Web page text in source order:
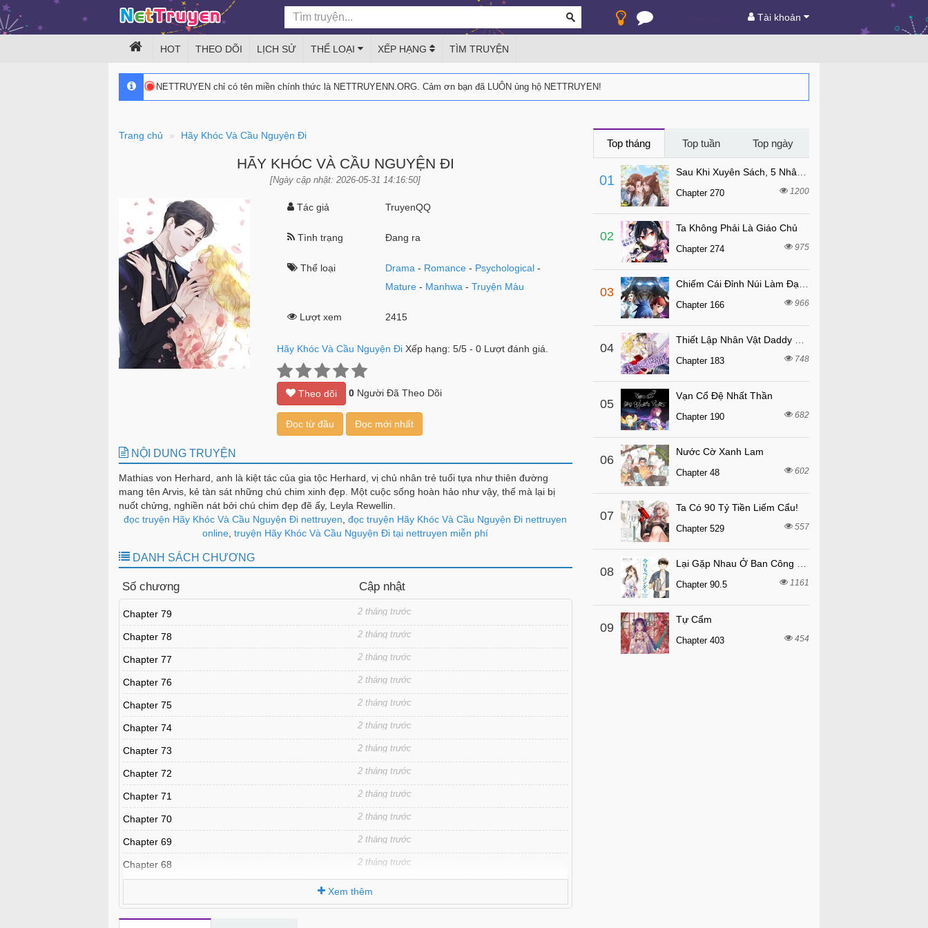
Tài khoản
HOT THEO DÕI LỊCH SỬ THỂ LOẠI XẾP HẠNG TÌM TRUYỆN
NETTRUYEN chỉ có tên miền chính thức là NETTRUYENN.ORG. Cảm ơn bạn đã LUÔN ủng hộ NETTRUYEN!
Trang chủ Hãy Khóc Và Cầu Nguyện Đi
HÃY KHÓC VÀ CẦU NGUYỆN ĐI
[Ngày cập nhật: 2026-05-31 14:16:50]
Tác giả TruyenQQ
Tình trạng Đang ra
Thể loại Drama - Romance - Psychological -
Mature - Manhwa -Truyện Màu
Lượt xem 2415
Hãy Khóc Và Cầu Nguyện Đi Xếp hạng: 5/5- 0Lượt đánh giá.
Theo dõi 0Người Đã Theo Dõi
Đọc từ đầu Đọc mới nhất
NỘI DUNG TRUYỆN
Mathias von Herhard, anh là kiệt tác của gia tộc Herhard, vị chủ nhân trẻ tuổi tựa như thiên đường
mang tên Arvis, kẻ tàn sát những chú chim xinh đẹp. Một cuộc sống hoàn hảo như vậy, thế mà lại bị
nuốt chửng, nghiền nát bởi chú chim đẹp đẽ ấy, Leyla Rewellin.
đọc truyện Hãy Khóc Và Cầu Nguyện Đi nettruyen đọc truyện Hãy Khóc Và Cầu Nguyện Đi nettruyen
online truyện Hãy Khóc Và Cầu Nguyện Đi tại nettruyen miễn phí
DANH SÁCH CHƯƠNG
Số chương Cập nhật
Chapter 79 2 tháng trước
Chapter 78 2 tháng trước
Chapter 77 2 tháng trước
Chapter 76 2 tháng trước
Chapter 75 2 tháng trước
Chapter 74 2 tháng trước
Chapter 73 2 tháng trước
Chapter 72 2 tháng trước
Chapter 71 2 tháng trước
Chapter 70 2 tháng trước
Chapter 69 2 tháng trước
Chapter 68 2 tháng trước
Chapter 66 2 tháng trước
Xem thêm
Top tháng Top tuần Top ngày
01
Chapter 270 1200
02
Ta Không Phải Là Giáo Chủ
Chapter 274 975
03
Chapter 166 966
04
Chapter 183 748
05
Vạn Cổ Đệ Nhất Thần
Chapter 190 682
06
Nước Cờ Xanh Lam
Chapter 48 602
07
Ta Có 90 Tỷ Tiền Liếm Cẩu!
Chapter 529 557
08
Chapter 90.5 1161
09
Tự Cẩm
Chapter 403 454